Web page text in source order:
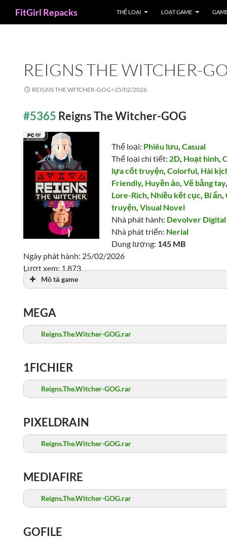
FitGirl Repacks THỂ LOẠI LOẠT GAME
REIGNS THE WITCHER-
REIGNS THE WITCHER-GOG>25/02/2026
#5365 Reigns The Witcher-GOG
Thể loại: Phiêu lưu,Casual
Thể loại chi tiết: 2D, Hoạt hình,
lựa cốt truyện,Colorful, Hài
Friendly, Huyền ảo,Vẽ bằng tay
Lore-Rich, Nhiều kết cục, Bí ẩn,
truyện,Visual Novel
Nhà phát hành: Devolver Digital
Nhà phát triển: Nerial
Dung lượng: 145 MB
Ngày phát hành: 25/02/2026
Lượt xem: 1,873
Mô tả game
MEGA
Reigns.The.Witcher-GOG.rar
1FICHIER
Reigns.The.Witcher-GOG.rar
PIXELDRAIN
Reigns.The.Witcher-GOG.rar
MEDIAFIRE
Reigns.The.Witcher-GOG.rar
GOFILE